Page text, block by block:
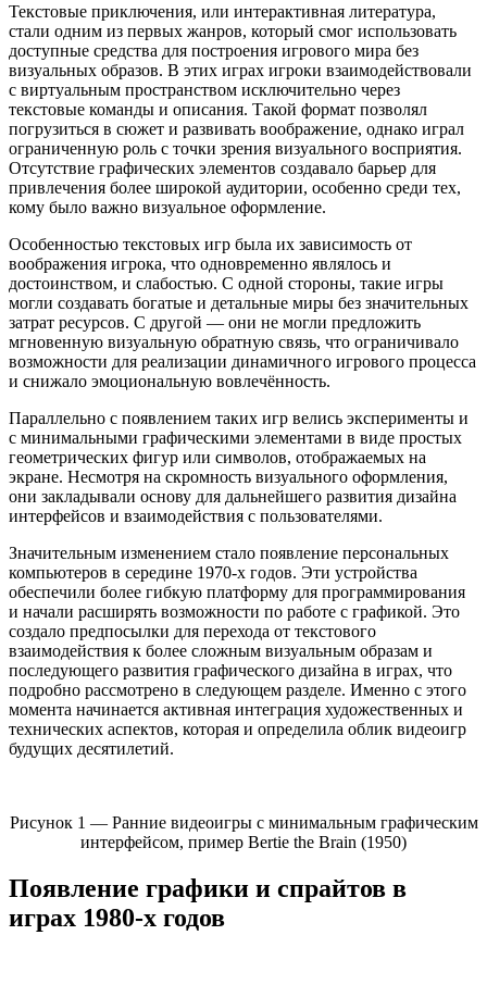
Текстовые приключения, или интерактивная литература,
стали одним из первых жанров, который смог использовать
доступные средства для построения игрового мира без
визуальных образов. В этих играх игроки взаимодействовали
с виртуальным пространством исключительно через
текстовые команды и описания. Такой формат позволял
погрузиться в сюжет и развивать воображение, однако играл
ограниченную роль с точки зрения визуального восприятия.
Отсутствие графических элементов создавало барьер для
привлечения более широкой аудитории, особенно среди тех,
кому было важно визуальное оформление.
Особенностью текстовых игр была их зависимость от
воображения игрока, что одновременно являлось и
достоинством, и слабостью. С одной стороны, такие игры
могли создавать богатые и детальные миры без значительных
затрат ресурсов. С другой — они не могли предложить
мгновенную визуальную обратную связь, что ограничивало
возможности для реализации динамичного игрового процесса
и снижало эмоциональную вовлечённость.
Параллельно с появлением таких игр велись эксперименты и
с минимальными графическими элементами в виде простых
геометрических фигур или символов, отображаемых на
экране. Несмотря на скромность визуального оформления,
они закладывали основу для дальнейшего развития дизайна
интерфейсов и взаимодействия с пользователями.
Значительным изменением стало появление персональных
компьютеров в середине 1970-х годов. Эти устройства
обеспечили более гибкую платформу для программирования
и начали расширять возможности по работе с графикой. Это
создало предпосылки для перехода от текстового
взаимодействия к более сложным визуальным образам и
последующего развития графического дизайна в играх, что
подробно рассмотрено в следующем разделе. Именно с этого
момента начинается активная интеграция художественных и
технических аспектов, которая и определила облик видеоигр
будущих десятилетий.
Рисунок 1 — Ранние видеоигры с минимальным графическим
интерфейсом, пример Bertie the Brain (1950)
Появление графики и спрайтов в
играх 1980-х годов